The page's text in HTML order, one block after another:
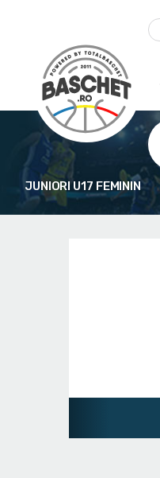
JUNIORI U17 FEMININ